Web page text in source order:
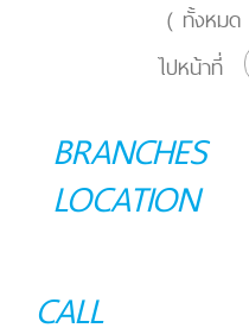
( ทั้งหมด
ไปหน้าที่
BRANCHES
LOCATION